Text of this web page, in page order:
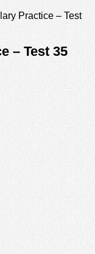
Practice – Test
– Test 35